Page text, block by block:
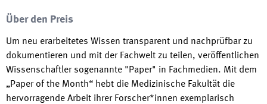
Über den Preis
Um neu erarbeitetes Wissen transparent und nachprüfbar zu
dokumentieren und mit der Fachwelt zu teilen, veröffentlichen
Wissenschaftler sogenannte "Paper" in Fachmedien. Mit dem
„Paper of the Month“ hebt die Medizinische Fakultät die
hervorragende Arbeit ihrer Forscher*innen exemplarisch